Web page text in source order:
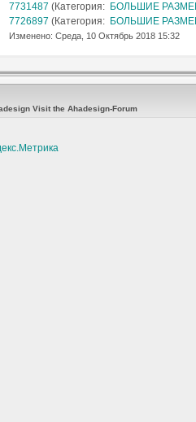
7731487 (Категория: БОЛЬШИЕ
7726897 (Категория: БОЛЬШИЕ
Изменено: Среда, 10 Октябрь 2018 15:32
Visit the Ahadesign-Forum